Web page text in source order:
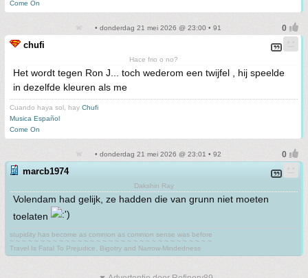
Come On
• donderdag 21 mei 2026 @ 23:00 • 91
chufi
Hace frio o no?
Het wordt tegen Ron J... toch wederom een twijfel , hij speelde
in dezelfde kleuren als me
Cuando haya sol, hay Chufi
Musica Español
Come On
• donderdag 21 mei 2026 @ 23:01 • 92
marcb1974
Dakshin Ray
Volendam had gelijk, ze hadden die van grunn niet moeten
toelaten
stupidity has become as common as common sense was before
~ ~ ~ ~ ~ ~ ~ ~ ~ ~ ~ ~ ~ ~ ~ ~ ~ ~ ~ ~ ~ ~ ~ ~ ~ ~ ~ ~ ~ ~ ~ ~ ~
Travel Is Fatal To Prejudice, Bigotry and Narrow-Mindedness